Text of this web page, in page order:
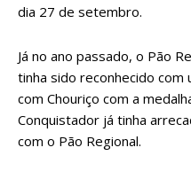
dia 27 de setembro.
Já no ano passado, o Pão
tinha sido reconhecido com
com Chouriço com a
Conquistador já tinha
com o Pão Regional.